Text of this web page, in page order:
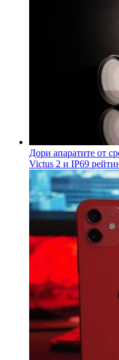
Дори апаратите от
Victus 2 и IP69